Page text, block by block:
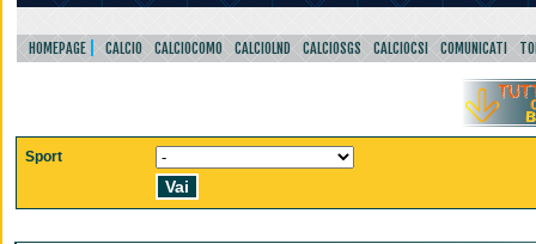
HOMEPAGE CALCIO CALCIOCOMO CALCIOLND CALCIOSGS CALCIOCSI COMUNICATI
Sport